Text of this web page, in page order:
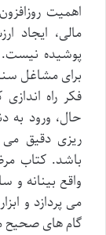
اهمیت
مالی، ایجاد
پوشیده نیست.
برای مشاغل
فکر راه
حال، ورود به
ریزی دقیق می
باشد. کتاب
واقع بینانه و
می پردازد و
گام های